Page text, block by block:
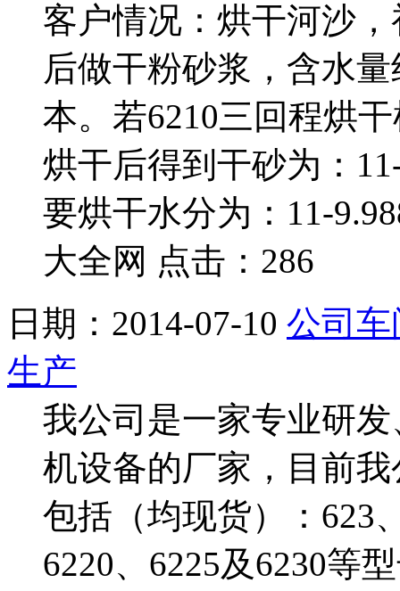
客户情况：烘干河沙
后做干粉砂浆，含水
本。若6210三回程烘
烘干后得到干砂为：
要烘干水分为：11-
大全网 点击：286
日期：2014-07-10 公司车
生产
我公司是一家专业研
机设备的厂家，目前
包括（均现货）：623
6220、6225及6230等